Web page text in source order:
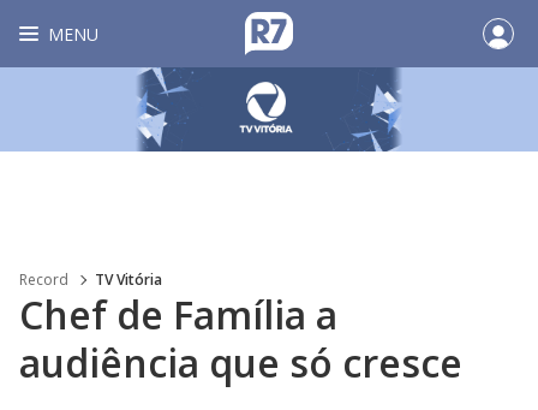
MENU
Record TV Vitória
Chef de Família a
audiência que só cresce